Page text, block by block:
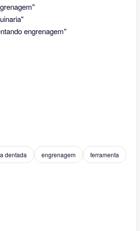
engrenagem"
dentada engrenagem ferramenta